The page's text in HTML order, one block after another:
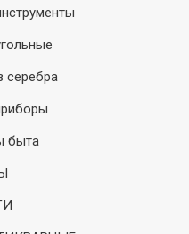
серебра
быта